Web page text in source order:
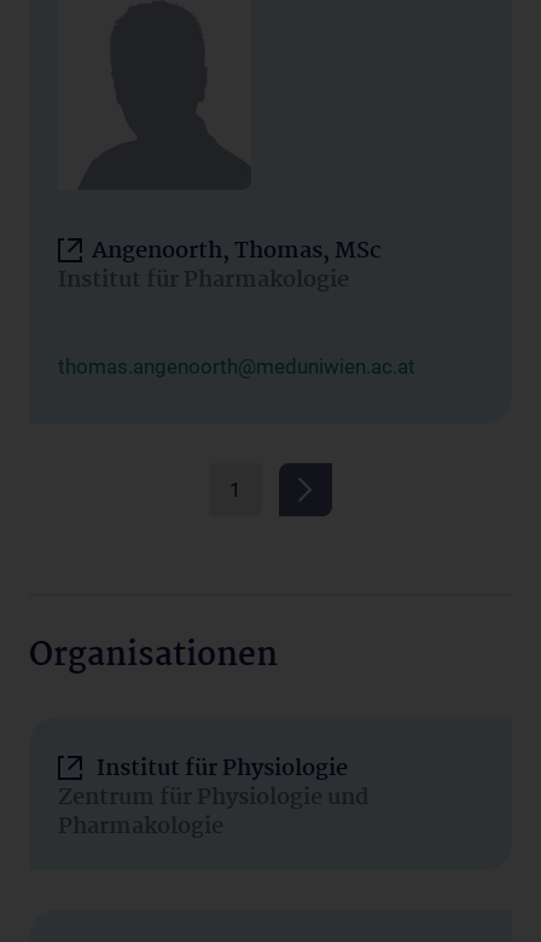
Angenoorth, Thomas, MSc
Institut für Pharmakologie
thomas.angenoorth@meduniwien.ac.at
1
Organisationen
Institut für Physiologie
Zentrum für Physiologie und
Pharmakologie